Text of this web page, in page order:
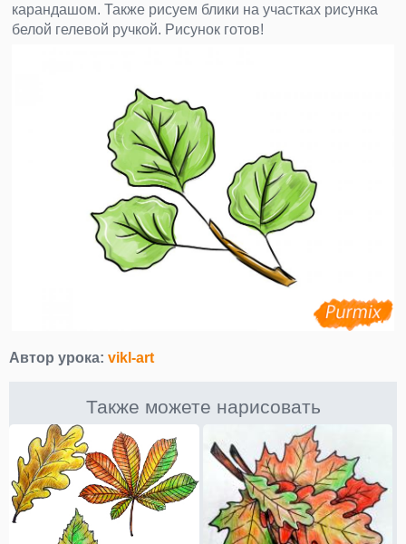
карандашом. Также рисуем блики на участках рисунка
белой гелевой ручкой. Рисунок готов!
Автор урока: vikl-art
Также можете нарисовать